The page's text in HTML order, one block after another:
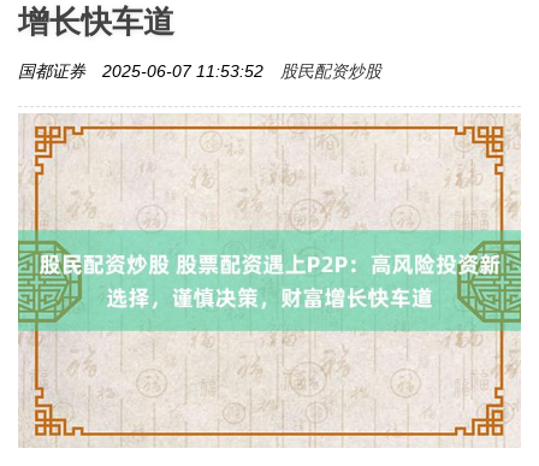
增长快车道
国都证券 2025-06-07 11:53:52 股民配资炒股